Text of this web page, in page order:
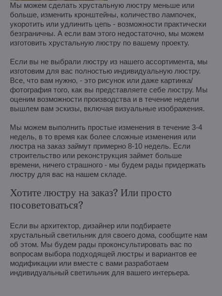
Мы можем сделать хрустальную люстру меньше или
больше, изменить кронштейны, количество лампочек,
укоротить или удлинить цепь - возможности практически
безграничны. А если вам этого недостаточно, мы можем
изготовить хрустальную люстру по вашему проекту.
Если вы не выбрали люстру из нашего ассортимента, мы
изготовим для вас полностью индивидуальную люстру.
Все, что вам нужно, - это рисунок или даже картинка/
фотография того, как вы представляете себе люстру. Мы
оценим возможности производства и в течение недели
вышлем вам эскизы, включая визуальные изображения.
Мы можем выполнить простые изменения в течение 3-4
недель, в то время как более сложные изменения или
люстра на заказ займут примерно 8-10 недель. Если
строительство или реконструкция займет больше
времени, ничего страшного - мы будем рады придержать
люстру для вас на нашем складе.
Хотите люстру на заказ? Или просто
посоветоваться?
Если вы архитектор, дизайнер или подбираете
хрустальный светильник для своего дома, сообщите нам
об этом. Мы будем рады проконсультировать вас по
вопросам выбора подходящей люстры и вариантов ее
модификации или вместе с вами разработаем
индивидуальный светильник для вашего интерьера.